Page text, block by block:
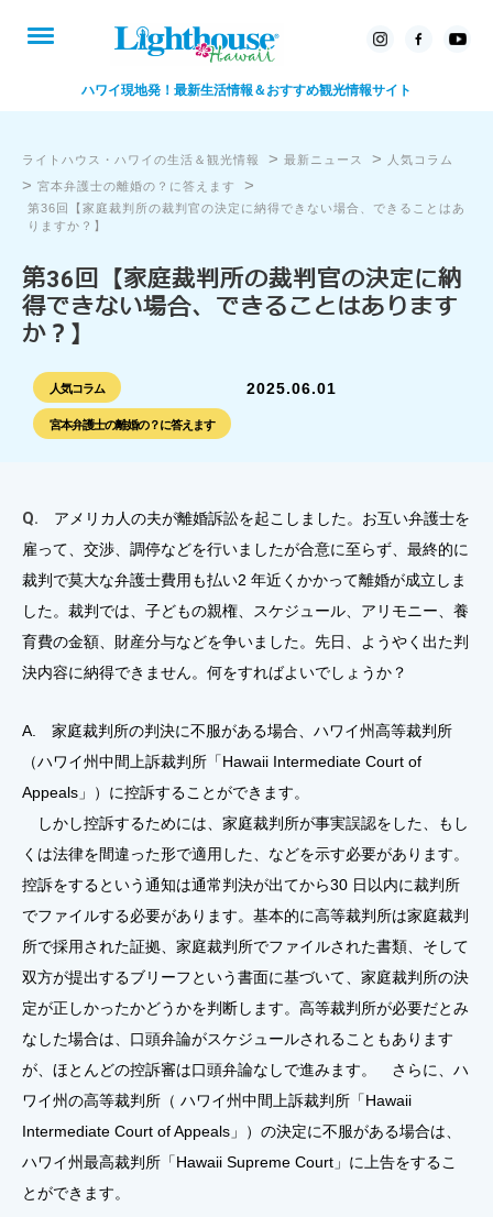
ハワイ現地発！最新生活情報＆おすすめ観光情報サイト
ライトハウス・ハワイの生活＆観光情報 > 最新ニュース > 人気コラム
> 宮本弁護士の離婚の？に答えます >
第36回【家庭裁判所の裁判官の決定に納得できない場合、できることはあ
りますか？】
第36回【家庭裁判所の裁判官の決定に納
得できない場合、できることはあります
か？】
人気コラム
宮本弁護士の離婚の？に答えます
2025.06.01
Q. アメリカ人の夫が離婚訴訟を起こしました。お互い弁護士を
雇って、交渉、調停などを行いましたが合意に至らず、最終的に
裁判で莫大な弁護士費用も払い2 年近くかかって離婚が成立しま
した。裁判では、子どもの親権、スケジュール、アリモニー、養
育費の金額、財産分与などを争いました。先日、ようやく出た判
決内容に納得できません。何をすればよいでしょうか？
A. 家庭裁判所の判決に不服がある場合、ハワイ州高等裁判所
（ハワイ州中間上訴裁判所「Hawaii Intermediate Court of
Appeals」）に控訴することができます。
しかし控訴するためには、家庭裁判所が事実誤認をした、もし
くは法律を間違った形で適用した、などを示す必要があります。
控訴をするという通知は通常判決が出てから30 日以内に裁判所
でファイルする必要があります。基本的に高等裁判所は家庭裁判
所で採用された証拠、家庭裁判所でファイルされた書類、そして
双方が提出するブリーフという書面に基づいて、家庭裁判所の決
定が正しかったかどうかを判断します。高等裁判所が必要だとみ
なした場合は、口頭弁論がスケジュールされることもあります
が、ほとんどの控訴審は口頭弁論なしで進みます。 さらに、ハ
ワイ州の高等裁判所（ ハワイ州中間上訴裁判所「Hawaii
Intermediate Court of Appeals」）の決定に不服がある場合は、
ハワイ州最高裁判所「Hawaii Supreme Court」に上告をするこ
とができます。